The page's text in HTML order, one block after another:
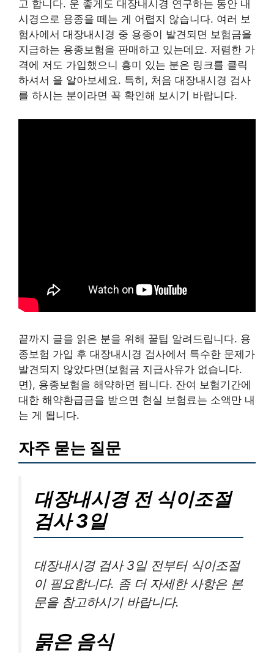
고 합니다. 운 좋게도 대장내시경 연구하는 동안 내
시경으로 용종을 떼는 게 어렵지 않습니다. 여러 보
험사에서 대장내시경 중 용종이 발견되면 보험금을
지급하는 용종보험을 판매하고 있는데요. 저렴한 가
격에 저도 가입했으니 흥미 있는 분은 링크를 클릭
하셔서 을 알아보세요. 특히, 처음 대장내시경 검사
를 하시는 분이라면 꼭 확인해 보시기 바랍니다.
끝까지 글을 읽은 분을 위해 꿀팁 알려드립니다. 용
종보험 가입 후 대장내시경 검사에서 특수한 문제가
발견되지 않았다면(보험금 지급사유가 없습니다.
면), 용종보험을 해약하면 됩니다. 잔여 보험기간에
대한 해약환급금을 받으면 현실 보험료는 소액만 내
는 게 됩니다.
자주 묻는 질문
대장내시경 전 식이조절
검사 3일
대장내시경 검사 3일 전부터 식이조절
이 필요합니다. 좀 더 자세한 사항은 본
문을 참고하시기 바랍니다.
묽은 음식